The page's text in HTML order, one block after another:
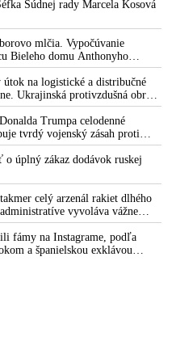
Súdnej rady Marcela Kosová
mlčia. Vypočúvanie
Bieleho domu Anthonyho
väčšina médií ignorovala
na logistické a distribučné
Ukrajinská protivzdušná obrana
na Kyjev a jeho okolie
Trumpa celodenné
tvrdý vojenský zásah proti
úplný zákaz dodávok ruskej
celý arzenál rakiet dlhého
vyvoláva vážne
v prípade vypuknutia
fámy na Instagrame, podľa
a španielskou exklávou